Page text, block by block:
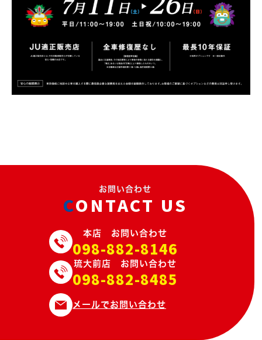
お問い合わせ
CONTACT US
本店 お問い合わせ
098-882-8146
琉大前店 お問い合わせ
098-882-8485
メールでお問い合わせ